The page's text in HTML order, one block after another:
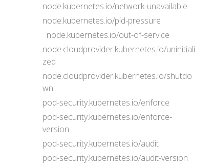
node.kubernetes.io/network-unavailable
node.kubernetes.io/pid-pressure
node.kubernetes.io/out-of-service
node.cloudprovider.kubernetes.io/uninitiali
zed
node.cloudprovider.kubernetes.io/shutdo
wn
pod-security.kubernetes.io/enforce
pod-security.kubernetes.io/enforce-
version
pod-security.kubernetes.io/audit
pod-security.kubernetes.io/audit-version